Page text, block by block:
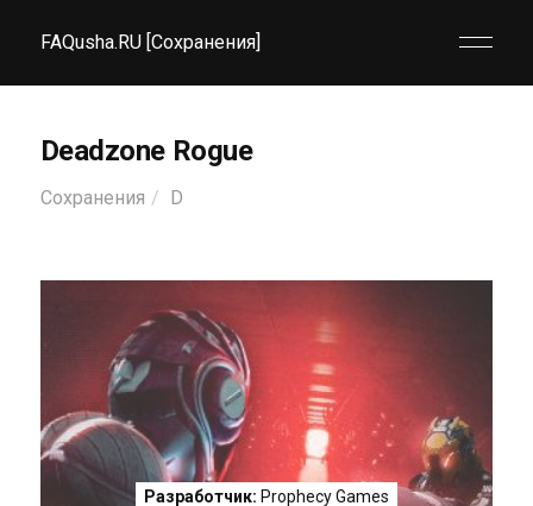
FAQusha.RU [Сохранения]
Deadzone Rogue
Сохранения D
Разработчик: Prophecy Games